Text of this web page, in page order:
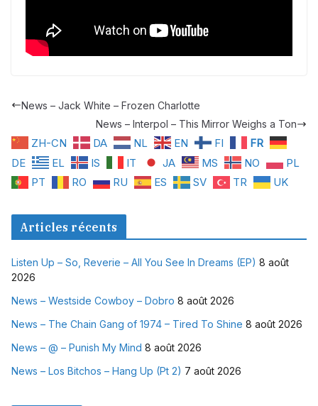
News – Jack White – Frozen Charlotte
News – Interpol – This Mirror Weighs a Ton
ZH-CN DA NL EN FI
FR
DE
EL IS IT JA MS NO
PL
PT
RO RU ES SV TR UK
Articles récents
Listen Up – So, Reverie – All You See In Dreams (EP) 8 août
2026
News – Westside Cowboy – Dobro 8 août 2026
News – The Chain Gang of 1974 – Tired To Shine 8 août 2026
News – @ – Punish My Mind 8 août 2026
News – Los Bitchos – Hang Up (Pt 2) 7 août 2026